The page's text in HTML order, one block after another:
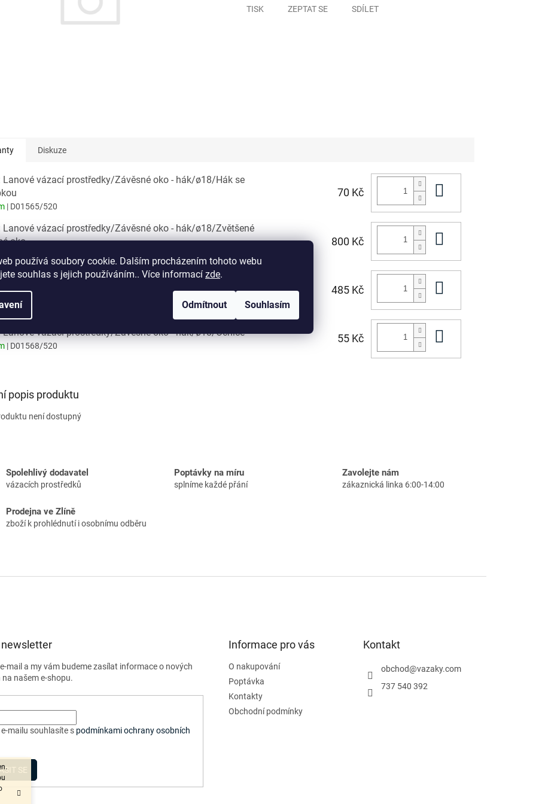
používá soubory cookie. Dalším procházením tohoto webu
souhlas s jejich používáním.. Více informací zde.
Odmítnout Souhlasím
TISK ZEPTAT SE SDÍLET
Diskuze
Lanové vázací prostředky/Závěsné oko - hák/ø18/Hák se
| D01565/520
70 Kč
Lanové vázací prostředky/Závěsné oko - hák/ø18/Zvětšené
oko
800 Kč
Lanové vázací prostředky/Závěsné oko - hák/
hák CWH (otevřený)
| D01567/520
485 Kč
Lanové vázací prostředky/Závěsné oko - hák/ø18/Očnice
| D01568/520
55 Kč
popis produktu
není dostupný
Spolehlivý dodavatel
vázacích prostředků
Poptávky na míru
splníme každé přání
Zavolejte nám
zákaznická linka 6:00-14:00
Prodejna ve Zlíně
zboží k prohlédnutí i osobnímu odběru
mail a my vám budeme zasílat informace o nových
našem e-shopu.
mailu souhlasíte s podmínkami ochrany osobních
SE
Informace pro vás
O nakupování
Poptávka
Kontakty
Obchodní podmínky
Kontakt
obchod@vazaky.com
737 540 392